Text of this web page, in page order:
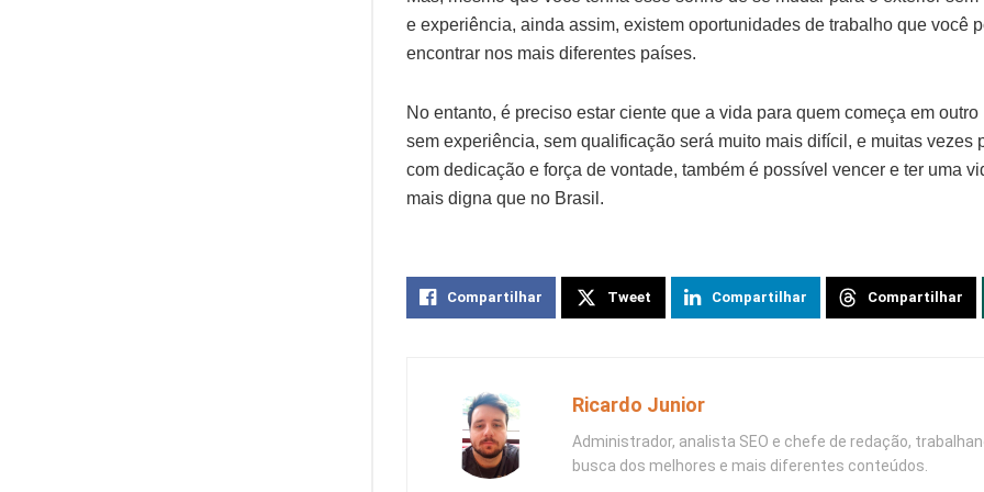
e experiência, ainda assim, existem oportunidades de trabalho que você
encontrar nos mais diferentes países.
No entanto, é preciso estar ciente que a vida para quem começa em
sem experiência, sem qualificação será muito mais difícil, e muitas vezes
com dedicação e força de vontade, também é possível vencer e ter uma
mais digna que no Brasil.
Compartilhar Tweet Compartilhar Compartilhar
Ricardo Junior
Administrador, analista SEO e chefe de redação,
busca dos melhores e mais diferentes conteúdos.